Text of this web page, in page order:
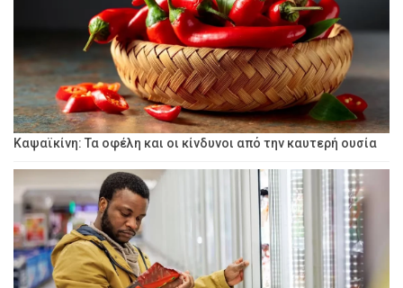
Καψαϊκίνη: Τα οφέλη και οι κίνδυνοι από την καυτερή ουσία